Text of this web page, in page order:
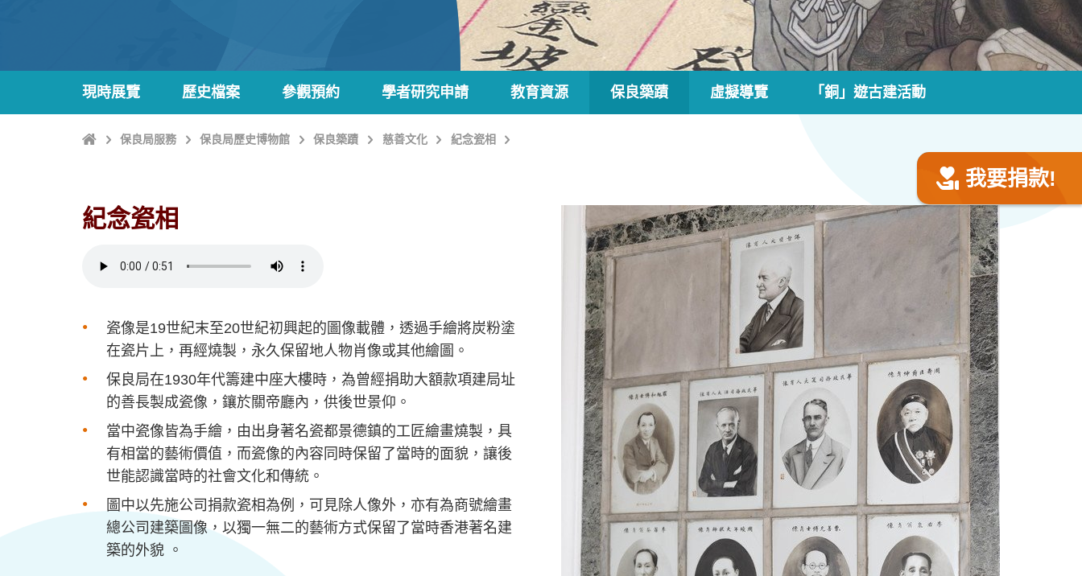
現時展覽 歷史檔案 參觀預約 學者研究申請 教育資源 保良築蹟 虛擬導覽 「銅」遊古建活動
主
保良局服務 保良局歷史博物館 保良築蹟 慈善文化 紀念瓷相
我要捐款!
紀念瓷相
瓷像是19世紀末至20世紀初興起的 圖像載體 ，透過手繪將炭粉塗
在瓷片上，再經燒製 ，永久保留地人物肖像或其他繪圖。
保良局在1930年代籌建中座大樓時， 為曾經捐助大額款項建局址
的善長製成瓷像 ，鑲於關帝廳內，供後世景仰 。
當中瓷像皆為手繪，由出身著名瓷都景德鎮的工匠繪畫燒製，具
有相當的藝術價值，而瓷像的內容同時保留了當時的面貌，讓後
世能認識當時的社會文化和傳統 。
圖中以先施公司捐款瓷相為例，可見除人像外 ，亦有為商號繪畫
總公司建築圖像，以獨一無二的藝術方式保留了當時香港著名建
築的外貌 。